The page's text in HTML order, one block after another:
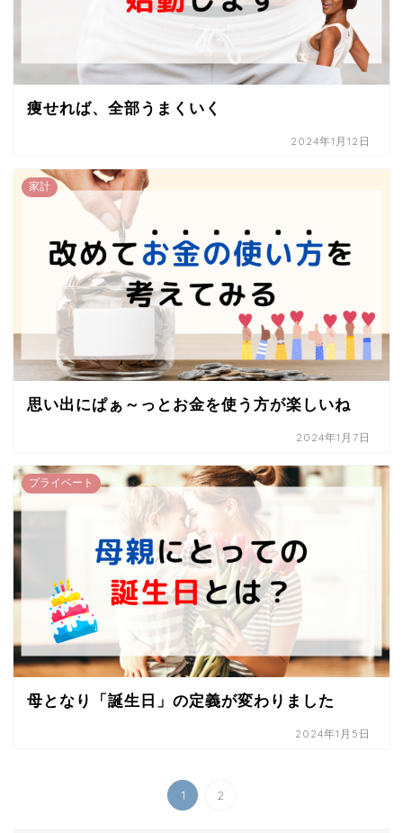
痩せれば、全部うまくいく
2024年1月12日
家計
思い出にぱぁ～っとお金を使う方が楽しいね
2024年1月7日
プライベート
母となり「誕生日」の定義が変わりました
2024年1月5日
1 2